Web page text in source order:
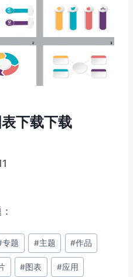
下载下载
专题 #主题 #作品
#图表 #应用